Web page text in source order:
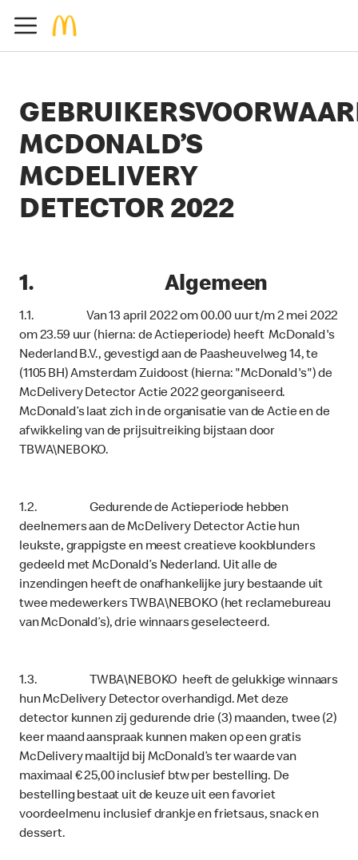
MCDONALD’S
MCDELIVERY
DETECTOR 2022
1. Algemeen
1.1. Van 13 april 2022 om 00.00 uur t/m 2 mei 2022
om 23.59 uur (hierna: de Actieperiode) heeft McDonald's
Nederland B.V., gevestigd aan de Paasheuvelweg 14, te
(1105 BH) Amsterdam Zuidoost (hierna: "McDonald's") de
McDelivery Detector Actie 2022 georganiseerd.
McDonald’s laat zich in de organisatie van de Actie en de
afwikkeling van de prijsuitreiking bijstaan door
TBWA\NEBOKO.
1.2. Gedurende de Actieperiode hebben
deelnemers aan de McDelivery Detector Actie hun
leukste, grappigste en meest creatieve kookblunders
gedeeld met McDonald’s Nederland. Uit alle de
inzendingen heeft de onafhankelijke jury bestaande uit
twee medewerkers TWBA\NEBOKO (het reclamebureau
van McDonald’s), drie winnaars geselecteerd.
1.3. TWBA\NEBOKO heeft de gelukkige winnaars
hun McDelivery Detector overhandigd. Met deze
detector kunnen zij gedurende drie (3) maanden, twee (2)
keer maand aanspraak kunnen maken op een gratis
McDelivery maaltijd bij McDonald’s ter waarde van
maximaal € 25,00 inclusief btw per bestelling. De
bestelling bestaat uit de keuze uit een favoriet
voordeelmenu inclusief drankje en frietsaus, snack en
dessert.